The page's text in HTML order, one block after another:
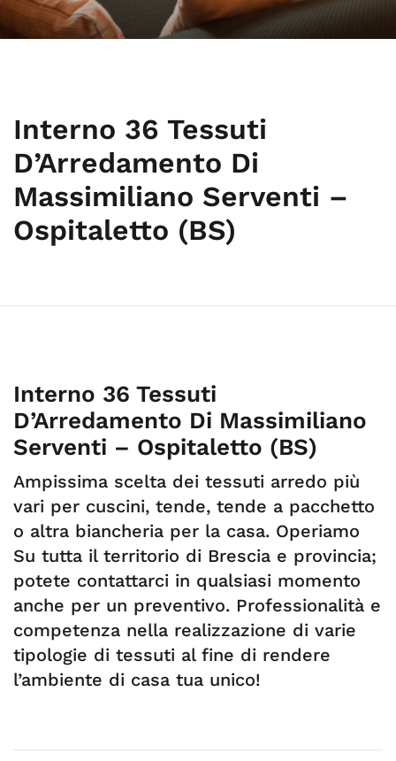
Interno 36 Tessuti
D’Arredamento Di
Massimiliano Serventi –
Ospitaletto (BS)
Interno 36 Tessuti
D’Arredamento Di Massimiliano
Serventi – Ospitaletto (BS)
Ampissima scelta dei tessuti arredo più
vari per cuscini, tende, tende a pacchetto
o altra biancheria per la casa. Operiamo
Su tutta il territorio di Brescia e provincia;
potete contattarci in qualsiasi momento
anche per un preventivo. Professionalità e
competenza nella realizzazione di varie
tipologie di tessuti al fine di rendere
l’ambiente di casa tua unico!